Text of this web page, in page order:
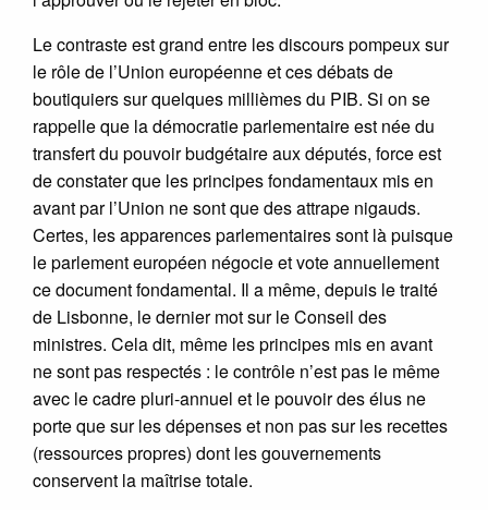
Le contraste est grand entre les discours pompeux sur
le rôle de l’Union européenne et ces débats de
boutiquiers sur quelques millièmes du PIB. Si on se
rappelle que la démocratie parlementaire est née du
transfert du pouvoir budgétaire aux députés, force est
de constater que les principes fondamentaux mis en
avant par l’Union ne sont que des attrape nigauds.
Certes, les apparences parlementaires sont là puisque
le parlement européen négocie et vote annuellement
ce document fondamental. Il a même, depuis le traité
de Lisbonne, le dernier mot sur le Conseil des
ministres. Cela dit, même les principes mis en avant
ne sont pas respectés : le contrôle n’est pas le même
avec le cadre pluri-annuel et le pouvoir des élus ne
porte que sur les dépenses et non pas sur les recettes
(ressources propres) dont les gouvernements
conservent la maîtrise totale.